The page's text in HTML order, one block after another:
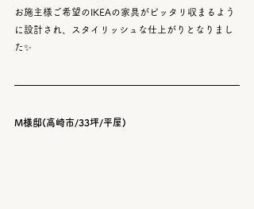
お施主様ご希望のIKEAの家具がピッタリ収まるよう
に設計され、スタイリッシュな仕上がりとなりまし
た✨
M様邸(高崎市/33坪/平屋)